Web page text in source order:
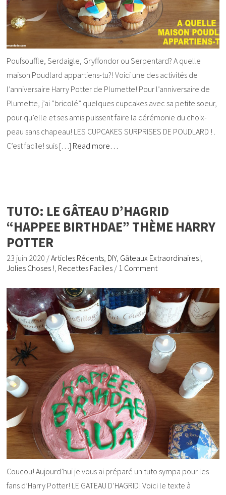
Poufsouffle, Serdaigle, Gryffondor ou Serpentard? A quelle
maison Poudlard appartiens-tu?! Voici une des activités de
l’anniversaire Harry Potter de Plumette! Pour l’anniversaire de
Plumette, j’ai “bricolé” quelques cupcakes avec sa petite soeur,
pour qu’elle et ses amis puissent faire la cérémonie du choix-
peau sans chapeau! LES CUPCAKES SURPRISES DE POUDLARD ! .
C’est facile! suis […] Read more…
TUTO: LE GÂTEAU D’HAGRID
“HAPPEE BIRTHDAE” THÈME HARRY
POTTER
23 juin 2020 /Articles Récents, DIY, Gâteaux Extraordinaires!,
Jolies Choses !, Recettes Faciles / 1 Comment
Coucou! Aujourd’hui je vous ai préparé un tuto sympa pour les
fans d’Harry Potter! LE GATEAU D’HAGRID! Voici le texte à